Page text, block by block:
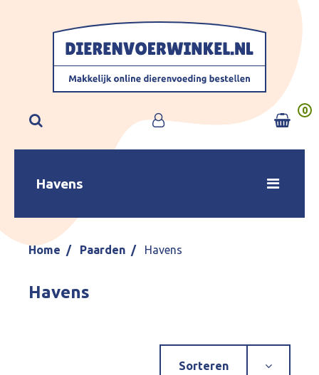
0
Havens
Home Paarden Havens
Havens
Sorteren